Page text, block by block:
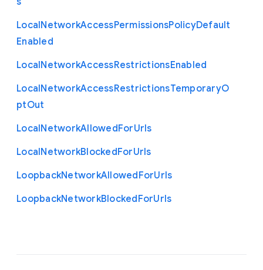
LocalNetworkAccessPermissionsPolicyDefault
Enabled
LocalNetworkAccessRestrictionsEnabled
LocalNetworkAccessRestrictionsTemporaryO
ptOut
LocalNetworkAllowedForUrls
LocalNetworkBlockedForUrls
LoopbackNetworkAllowedForUrls
LoopbackNetworkBlockedForUrls